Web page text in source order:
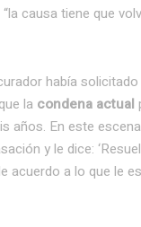
causa tiene que
había solicitado
la condena actual
años. En este
y le dice:
acuerdo a lo que le